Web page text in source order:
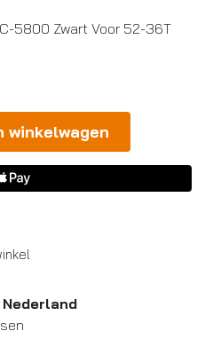
5800 Zwart Voor 52-36T
winkelwagen